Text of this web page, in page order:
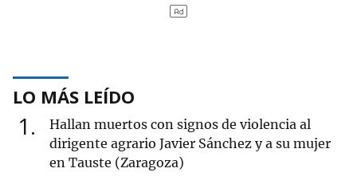
LO MÁS LEÍDO
1
Hallan muertos con signos de violencia al
dirigente agrario Javier Sánchez y a su mujer
en Tauste (Zaragoza)